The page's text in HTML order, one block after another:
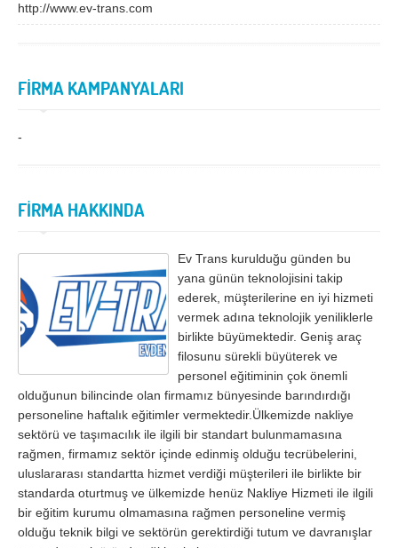
Gaziantep Giresun
Hatay Iğdır
Kars Kastamonu
Kırklareli Kırşehir
Kilis Kocaeli
Konya Kütahya
Malatya Manisa
Mersin
Muğla Muş
Nevşehir Niğde
Ordu
Rize Sakarya
http://www.ev-trans.com
FİRMA KAMPANYALARI
-
FİRMA HAKKINDA
Ev Trans kurulduğu günden bu
yana günün teknolojisini takip
ederek, müşterilerine en iyi hizmeti
vermek adına teknolojik yeniliklerle
birlikte büyümektedir. Geniş araç
filosunu sürekli büyüterek ve
personel eğitiminin çok önemli
olduğunun bilincinde olan firmamız bünyesinde barındırdığı
personeline haftalık eğitimler vermektedir.Ülkemizde nakliye
sektörü ve taşımacılık ile ilgili bir standart bulunmamasına
rağmen, firmamız sektör içinde edinmiş olduğu tecrübelerini,
uluslararası standartta hizmet verdiği müşterileri ile birlikte bir
standarda oturtmuş ve ülkemizde henüz Nakliye Hizmeti ile ilgili
bir eğitim kurumu olmamasına rağmen personeline vermiş
olduğu teknik bilgi ve sektörün gerektirdiği tutum ve davranışlar